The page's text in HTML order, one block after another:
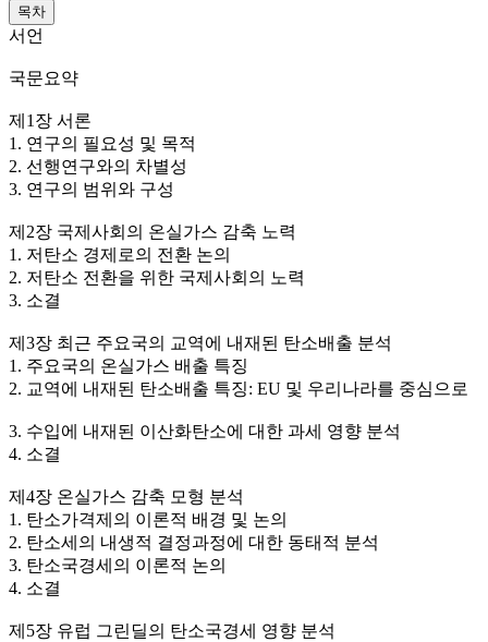
목차
서언
국문요약
제1장 서론
1. 연구의 필요성 및 목적
2. 선행연구와의 차별성
3. 연구의 범위와 구성
제2장 국제사회의 온실가스 감축 노력
1. 저탄소 경제로의 전환 논의
2. 저탄소 전환을 위한 국제사회의 노력
3. 소결
제3장 최근 주요국의 교역에 내재된 탄소배출 분석
1. 주요국의 온실가스 배출 특징
2. 교역에 내재된 탄소배출 특징: EU 및 우리나라를 중심으로
3. 수입에 내재된 이산화탄소에 대한 과세 영향 분석
4. 소결
제4장 온실가스 감축 모형 분석
1. 탄소가격제의 이론적 배경 및 논의
2. 탄소세의 내생적 결정과정에 대한 동태적 분석
3. 탄소국경세의 이론적 논의
4. 소결
제5장 유럽 그린딜의 탄소국경세 영향 분석